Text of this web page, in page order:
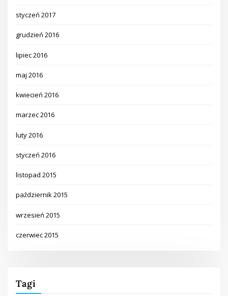
styczeń 2017
grudzień 2016
lipiec 2016
maj 2016
kwiecień 2016
marzec 2016
luty 2016
styczeń 2016
listopad 2015
październik 2015
wrzesień 2015
czerwiec 2015
Tagi